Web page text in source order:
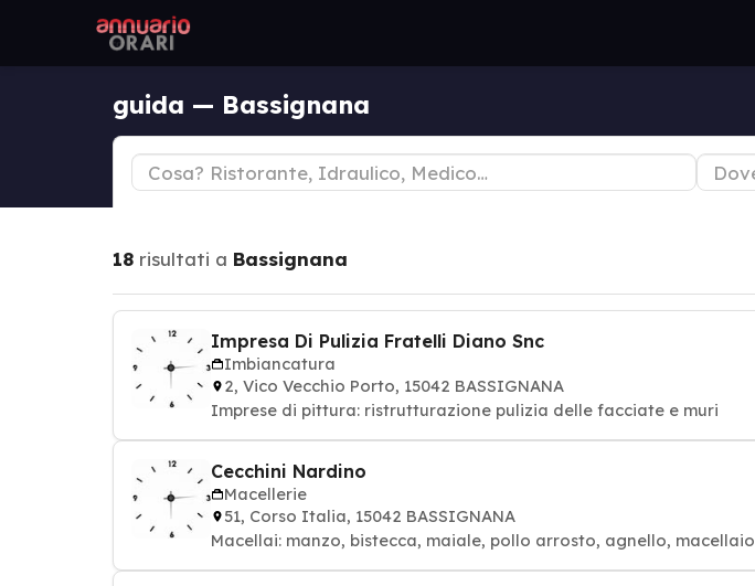
guida — Bassignana
18 risultati a Bassignana
Impresa Di Pulizia Fratelli Diano Snc
Imbiancatura
2, Vico Vecchio Porto, 15042 BASSIGNANA
Imprese di pittura: ristrutturazione pulizia delle facciate e muri
Cecchini Nardino
Macellerie
51, Corso Italia, 15042 BASSIGNANA
Macellai: manzo, bistecca, maiale, pollo arrosto, agnello, macellaio